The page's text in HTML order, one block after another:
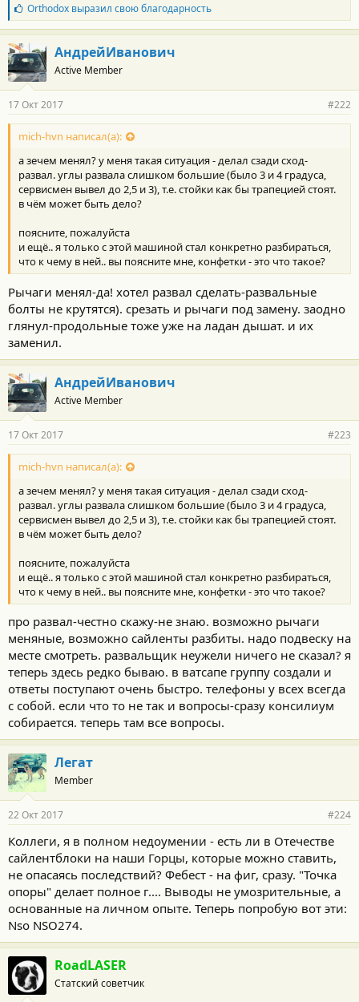
Б
л
а
г
о
д
а
н
о
с
и
:
Orthodoxвыразил свою благодарность
АндрейИванович
Active Member
17 Окт 2017 #222
mich-hvn написал(а):
а зечем менял? у меня такая ситуация - делал сзади сход-
развал. углы развала слишком большие (было 3 и 4 градуса,
сервисмен вывел до 2,5 и 3), т.е. стойки как бы трапецией стоят.
в чём может быть дело?
поясните, пожалуйста
и ещё.. я только с этой машиной стал конкретно разбираться,
что к чему в ней.. вы поясните мне, конфетки - это что такое?
Рычаги менял-да! хотел развал сделать-развальные
болты не крутятся). срезать и рычаги под замену. заодно
глянул-продольные тоже уже на ладан дышат. и их
заменил.
АндрейИванович
Active Member
17 Окт 2017 #223
mich-hvn написал(а):
а зечем менял? у меня такая ситуация - делал сзади сход-
развал. углы развала слишком большие (было 3 и 4 градуса,
сервисмен вывел до 2,5 и 3), т.е. стойки как бы трапецией стоят.
в чём может быть дело?
поясните, пожалуйста
и ещё.. я только с этой машиной стал конкретно разбираться,
что к чему в ней.. вы поясните мне, конфетки - это что такое?
про развал-честно скажу-не знаю. возможно рычаги
меняные, возможно сайленты разбиты. надо подвеску на
месте смотреть. развальщик неужели ничего не сказал? я
теперь здесь редко бываю. в ватсапе группу создали и
ответы поступают очень быстро. телефоны у всех всегда
с собой. если что то не так и вопросы-сразу консилиум
собирается. теперь там все вопросы.
Легат
Member
22 Окт 2017 #224
Коллеги, я в полном недоумении - есть ли в Отечестве
сайлентблоки на наши Горцы, которые можно ставить,
не опасаясь последствий? Фебест - на фиг, сразу. "Точка
опоры" делает полное г.... Выводы не умозрительные, а
основанные на личном опыте. Теперь попробую вот эти:
Nso NSO274.
RoadLASER
Статский советчик